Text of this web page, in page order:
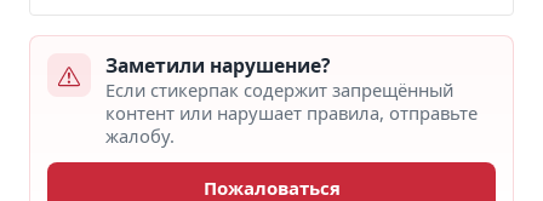
Заметили нарушение?
Если стикерпак содержит запрещённый
контент или нарушает правила, отправьте
жалобу.
Пожаловаться